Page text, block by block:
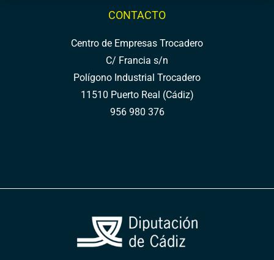
CONTACTO
Centro de Empresas Trocadero
C/ Francia s/n
Polígono Industrial Trocadero
11510 Puerto Real (Cádiz)
956 980 376